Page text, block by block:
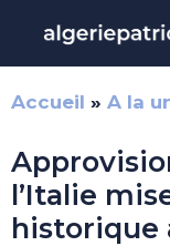
contenu
Accueil » A la
l’Italie
historique